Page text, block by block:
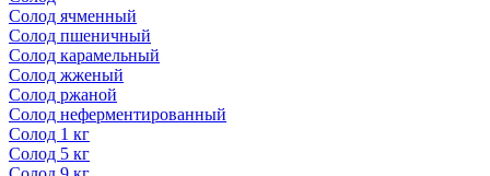
Солод ячменный
Солод пшеничный
Солод карамельный
Солод жженый
Солод ржаной
Солод неферментированный
Солод 1 кг
Солод 5 кг